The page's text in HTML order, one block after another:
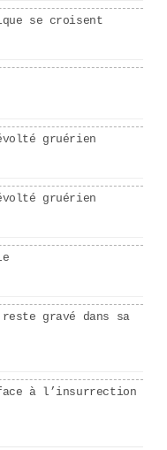
se croisent
gruérien
gruérien
gravé dans sa
à l’insurrection